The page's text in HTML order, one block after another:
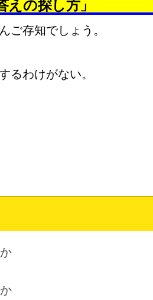
の探し方」
ご存知でしょう。
わけがない。